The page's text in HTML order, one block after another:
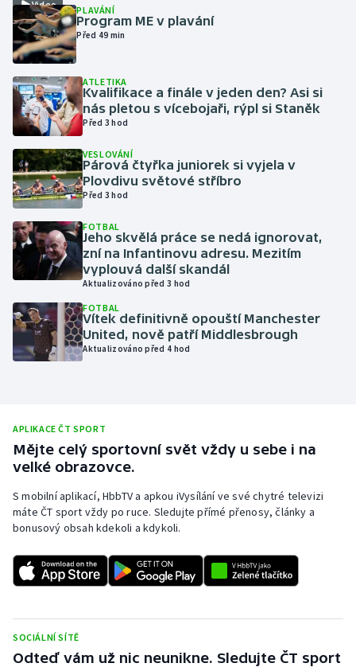
Judo
Krasobruslení
Lezení
Moderní pětiboj
Motorsport
Olympijské hry
Plavání
Rychlobruslení
Rychlostní kanoistika
Short track
Sportovní střelba
Triatlon
Video PLAVÁNÍ
Program ME v plavání
Před 49 min
ATLETIKA
Kvalifikace a finále v jeden den? Asi si
nás pletou s vícebojaři, rýpl si Staněk
Před 3 hod
VESLOVÁNÍ
Párová čtyřka juniorek si vyjela v
Plovdivu světové stříbro
Před 3 hod
FOTBAL
Jeho skvělá práce se nedá ignorovat,
zní na Infantinovu adresu. Mezitím
vyplouvá další skandál
Aktualizováno před 3 hod
FOTBAL
Vítek definitivně opouští Manchester
United, nově patří Middlesbrough
Aktualizováno před 4 hod
APLIKACE ČT SPORT
Mějte celý sportovní svět vždy u sebe i na
velké obrazovce.
S mobilní aplikací, HbbTV a apkou iVysílání ve své chytré televizi
máte ČT sport vždy po ruce. Sledujte přímé přenosy, články a
bonusový obsah kdekoli a kdykoli.
SOCIÁLNÍ SÍTĚ
Odteď vám už nic neunikne. Sledujte ČT sport